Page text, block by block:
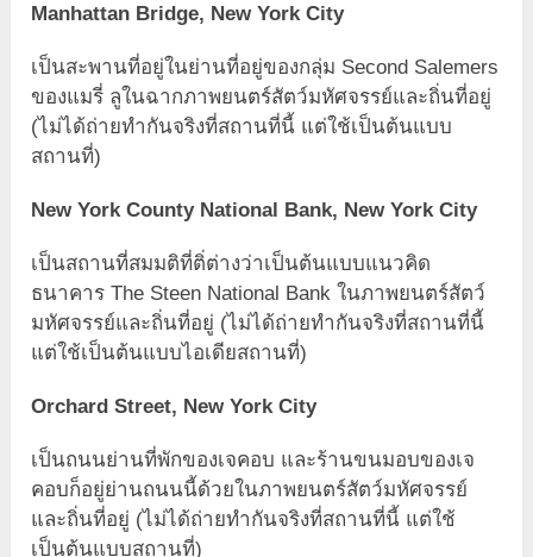
Manhattan Bridge, New York City
เป็นสะพานที่อยู่ในย่านที่อยู่ของกลุ่ม Second Salemers
ของแมรี่ ลูในฉากภาพยนตร์สัตว์มหัศจรรย์และถิ่นที่อยู่
(ไม่ได้ถ่ายทำกันจริงที่สถานที่นี้ แต่ใช้เป็นต้นแบบ
สถานที่)
New York County National Bank, New York City
เป็นสถานที่สมมติที่ติ่ต่างว่าเป็นต้นแบบแนวคิด
ธนาคาร The Steen National Bank ในภาพยนตร์สัตว์
มหัศจรรย์และถิ่นที่อยู่ (ไม่ได้ถ่ายทำกันจริงที่สถานที่นี้
แต่ใช้เป็นต้นแบบไอเดียสถานที่)
Orchard Street, New York City
เป็นถนนย่านที่พักของเจคอบ และร้านขนมอบของเจ
คอบก็อยู่ย่านถนนนี้ด้วยในภาพยนตร์สัตว์มหัศจรรย์
และถิ่นที่อยู่ (ไม่ได้ถ่ายทำกันจริงที่สถานที่นี้ แต่ใช้
เป็นต้นแบบสถานที่)